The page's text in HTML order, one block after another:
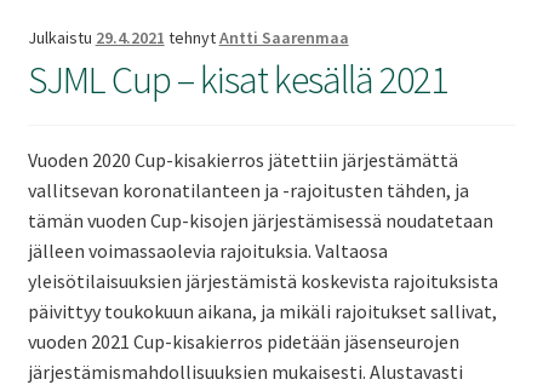
Julkaistu 29.4.2021 tehnytAntti Saarenmaa
SJML Cup – kisat kesällä 2021
Vuoden 2020 Cup-kisakierros jätettiin järjestämättä
vallitsevan koronatilanteen ja -rajoitusten tähden, ja
tämän vuoden Cup-kisojen järjestämisessä noudatetaan
jälleen voimassaolevia rajoituksia. Valtaosa
yleisötilaisuuksien järjestämistä koskevista rajoituksista
päivittyy toukokuun aikana, ja mikäli rajoitukset sallivat,
vuoden 2021 Cup-kisakierros pidetään jäsenseurojen
järjestämismahdollisuuksien mukaisesti. Alustavasti